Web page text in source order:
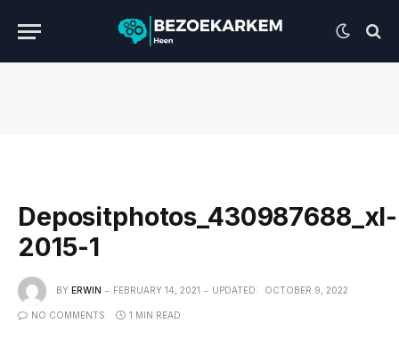
Depositphotos_430987688_xl-
2015-1
BY ERWIN FEBRUARY 14, 2021 UPDATED: OCTOBER 9, 2022
NO COMMENTS 1 MIN READ